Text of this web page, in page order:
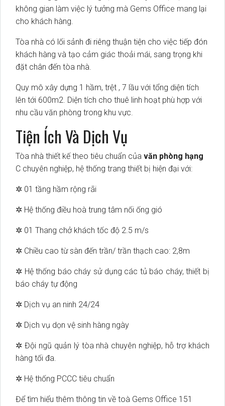
không gian làm việc lý tưởng mà Gems Office mang lại
cho khách hàng.
Tòa nhà có lối sảnh đi riêng thuận tiện cho việc tiếp đón
khách hàng và tạo cảm giác thoải mái, sang trọng khi
đặt chân đến tòa nhà.
Quy mô xây dựng 1 hầm, trệt , 7 lầu với tổng diện tích
lên tới 600m2. Diện tích cho thuê linh hoạt phù hợp với
nhu cầu văn phòng trong khu vực.
Tiện Ích Và Dịch Vụ
Tòa nhà thiết kế theo tiêu chuẩn của văn phòng hạng
C chuyên nghiệp, hệ thống trang thiết bị hiện đại với:
✲ 01 tầng hầm rộng rãi
✲ Hệ thống điều hoà trung tâm nối ống gió
✲ 01 Thang chở khách tốc độ 2.5 m/s
✲ Chiều cao từ sàn đến trần/ trần thạch cao: 2,8m
✲ Hệ thống báo cháy sử dụng các tủ báo cháy, thiết bị
báo cháy tự động
✲ Dịch vụ an ninh 24/24
✲ Dịch vụ dọn vệ sinh hàng ngày
✲ Đội ngũ quản lý tòa nhà chuyên nghiệp, hỗ trợ khách
hàng tối đa.
✲ Hệ thống PCCC tiêu chuẩn
Để tìm hiểu thêm thông tin về toà Gems Office 151